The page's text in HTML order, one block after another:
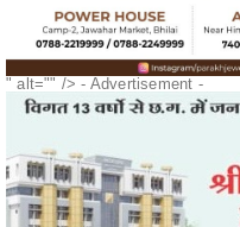
" alt="" />- Advertisement -